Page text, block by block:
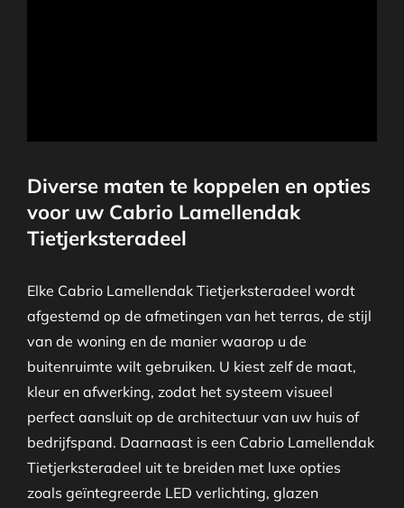
Diverse maten te koppelen en opties
voor uw Cabrio Lamellendak
Tietjerksteradeel
Elke Cabrio Lamellendak Tietjerksteradeel wordt
afgestemd op de afmetingen van het terras, de stijl
van de woning en de manier waarop u de
buitenruimte wilt gebruiken. U kiest zelf de maat,
kleur en afwerking, zodat het systeem visueel
perfect aansluit op de architectuur van uw huis of
bedrijfspand. Daarnaast is een Cabrio Lamellendak
Tietjerksteradeel uit te breiden met luxe opties
zoals geïntegreerde LED verlichting, glazen